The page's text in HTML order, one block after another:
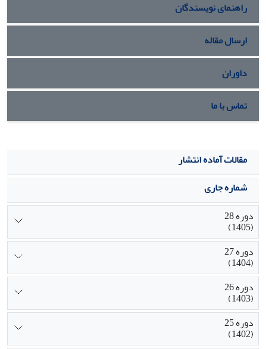
دارند.
راهنمای نویسندگان
ارسال مقاله
داوران
تماس با ما
مقالات آماده انتشار
شماره جاری
دوره 28
(1405)
دوره 27
(1404)
دوره 26
(1403)
دوره 25
(1402)